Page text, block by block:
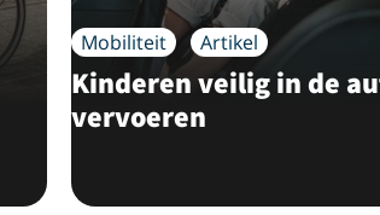
Mobiliteit Artikel
Kinderen veilig in de
vervoeren